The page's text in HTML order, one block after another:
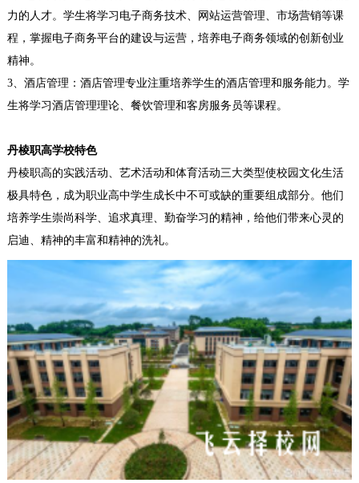
力的人才。学生将学习电子商务技术、网站运营管理、市场营销等课
程，掌握电子商务平台的建设与运营，培养电子商务领域的创新创业
精神。
3、 酒店管理 ： 酒店管理专业注重培养学生的酒店管理和服务能力。学
生将学习酒店管理理论、餐饮管理和客房服务员等课程 。
丹棱职高学校特色
丹棱职高的实践活动、艺术活动和体育活动三大类型使校园文化生活
极具特色，成为职业高中学生成长中不可或缺的重要组成部分。他们
培养学生崇尚科学、追求真理、勤奋学习的精神，给他们带来心灵的
启迪、精神的丰富和精神的洗礼。